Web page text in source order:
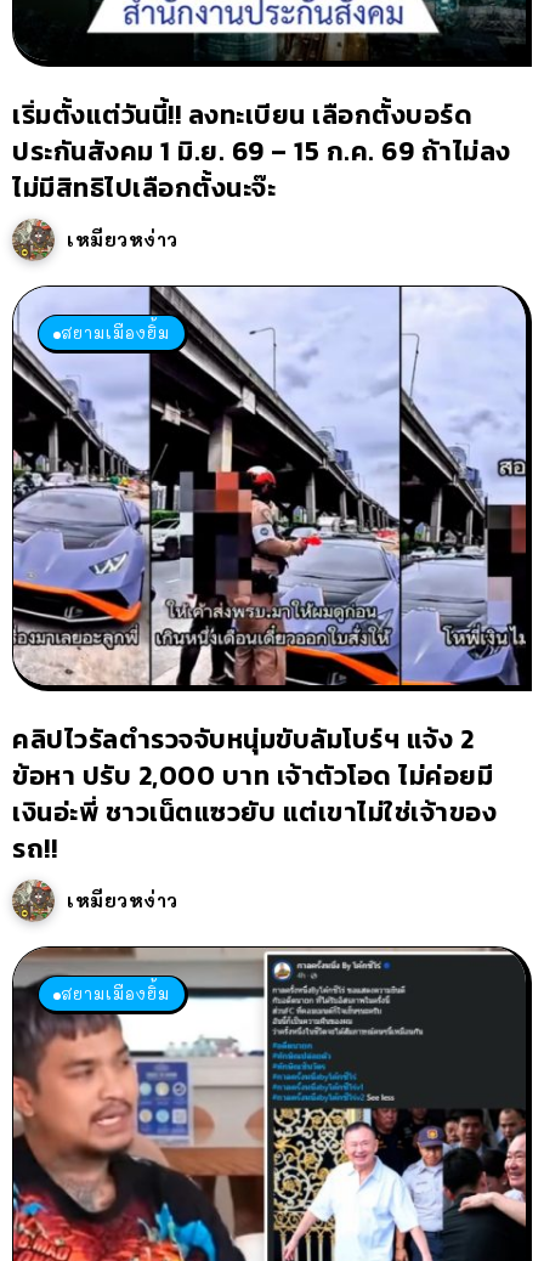
เริ่มตั้งแต่วันนี้!! ลงทะเบียน เลือกตั้งบอร์ด
ประกันสังคม 1 มิ.ย. 69 – 15 ก.ค. 69 ถ้าไม่ลง
ไม่มีสิทธิไปเลือกตั้งนะจ๊ะ
เหมียวหง่าว
สยามเมืองยิ้ม
คลิปไวรัลตำรวจจับหนุ่มขับลัมโบร์ฯ แจ้ง 2
ข้อหา ปรับ 2,000 บาท เจ้าตัวโอด ไม่ค่อยมี
เงินอ่ะพี่ ชาวเน็ตแซวยับ แต่เขาไม่ใช่เจ้าของ
รถ!!
เหมียวหง่าว
สยามเมืองยิ้ม